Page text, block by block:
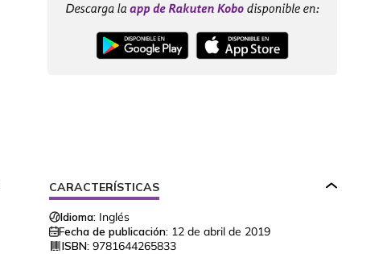
CARACTERÍSTICAS
Idioma: Inglés
Fecha de publicación: 12 de abril de 2019
ISBN: 9781644265833